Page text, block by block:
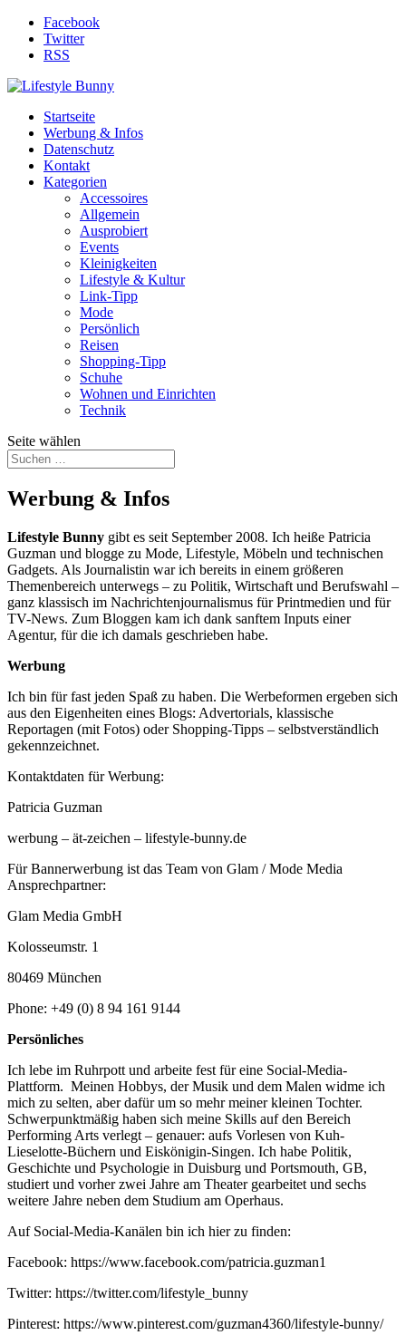
Facebook
Twitter
RSS
Startseite
Werbung & Infos
Datenschutz
Kontakt
Kategorien
Accessoires
Allgemein
Ausprobiert
Events
Kleinigkeiten
Lifestyle & Kultur
Link-Tipp
Mode
Persönlich
Reisen
Shopping-Tipp
Schuhe
Wohnen und Einrichten
Technik
Seite wählen
Werbung & Infos
Lifestyle Bunny gibt es seit September 2008. Ich heiße Patricia
Guzman und blogge zu Mode, Lifestyle, Möbeln und technischen
Gadgets. Als Journalistin war ich bereits in einem größeren
Themenbereich unterwegs – zu Politik, Wirtschaft und Berufswahl –
ganz klassisch im Nachrichtenjournalismus für Printmedien und für
TV-News. Zum Bloggen kam ich dank sanftem Inputs einer
Agentur, für die ich damals geschrieben habe.
Werbung
Ich bin für fast jeden Spaß zu haben. Die Werbeformen ergeben sich
aus den Eigenheiten eines Blogs: Advertorials, klassische
Reportagen (mit Fotos) oder Shopping-Tipps – selbstverständlich
gekennzeichnet.
Kontaktdaten für Werbung:
Patricia Guzman
werbung – ät-zeichen – lifestyle-bunny.de
Für Bannerwerbung ist das Team von Glam / Mode Media
Ansprechpartner:
Glam Media GmbH
Kolosseumstr. 1
80469 München
Phone: +49 (0) 8 94 161 9144
Persönliches
Ich lebe im Ruhrpott und arbeite fest für eine Social-Media-
Plattform. Meinen Hobbys, der Musik und dem Malen widme ich
mich zu selten, aber dafür um so mehr meiner kleinen Tochter.
Schwerpunktmäßig haben sich meine Skills auf den Bereich
Performing Arts verlegt – genauer: aufs Vorlesen von Kuh-
Lieselotte-Büchern und Eiskönigin-Singen. Ich habe Politik,
Geschichte und Psychologie in Duisburg und Portsmouth, GB,
studiert und vorher zwei Jahre am Theater gearbeitet und sechs
weitere Jahre neben dem Studium am Operhaus.
Auf Social-Media-Kanälen bin ich hier zu finden:
Facebook: https://www.facebook.com/patricia.guzman1
Twitter: https://twitter.com/lifestyle_bunny
Pinterest: https://www.pinterest.com/guzman4360/lifestyle-bunny/